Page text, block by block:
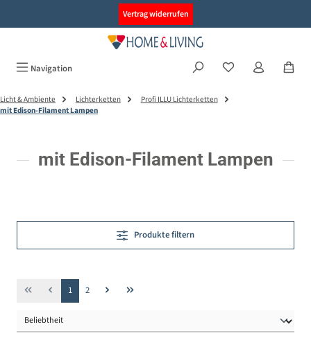
Vertrag widerrufen
Navigation
Licht & Ambiente Lichterketten
Profi ILLU Lichterketten
mit Edison-Filament Lampen
mit Edison-Filament Lampen
Produkte filtern
Seite
1 Seite
2